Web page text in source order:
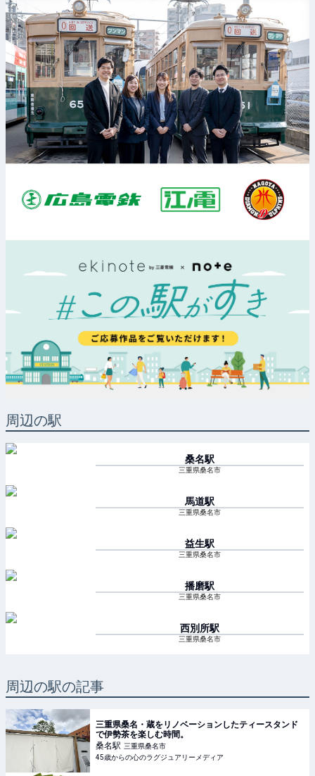
周辺の駅
桑名駅
三重県桑名市
馬道駅
三重県桑名市
益生駅
三重県桑名市
播磨駅
三重県桑名市
西別所駅
三重県桑名市
周辺の駅の記事
三重県桑名・蔵をリノベーションしたティースタンド
で伊勢茶を楽しむ時間。
桑名駅 三重県桑名市
45歳からの心のラグジュアリーメディア